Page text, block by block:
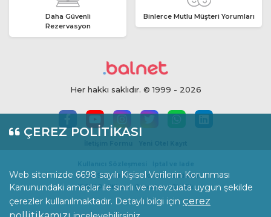
ÇEREZ POLİTİKASI
Web sitemizde 6698 sayılı Kişisel Verilerin Korunması
Kanunundaki amaçlar ile sınırlı ve mevzuata uygun şekilde
çerezler kullanılmaktadır. Detaylı bilgi için çerez
Daha Güvenli
Rezervasyon
Binlerce Mutlu Müşteri Yorumları
Her hakkı saklıdır. © 1999 - 2026
İçerik Standartları
Yorum Politikası
KVKK Politikası
Çerezler Gizlilik